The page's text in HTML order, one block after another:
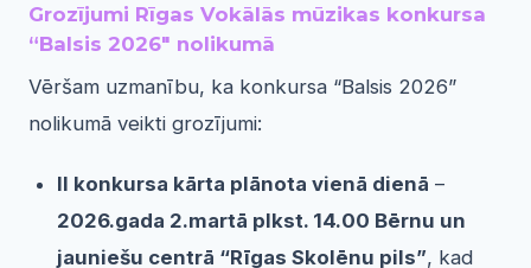
Grozījumi Rīgas Vokālās mūzikas konkursa
“Balsis 2026″ nolikumā
Vēršam uzmanību, ka konkursa “Balsis 2026”
nolikumā veikti grozījumi:
II konkursa kārta plānota vienā dienā –
2026.gada 2.martā plkst. 14.00 Bērnu un
jauniešu centrā “Rīgas Skolēnu pils”, kad